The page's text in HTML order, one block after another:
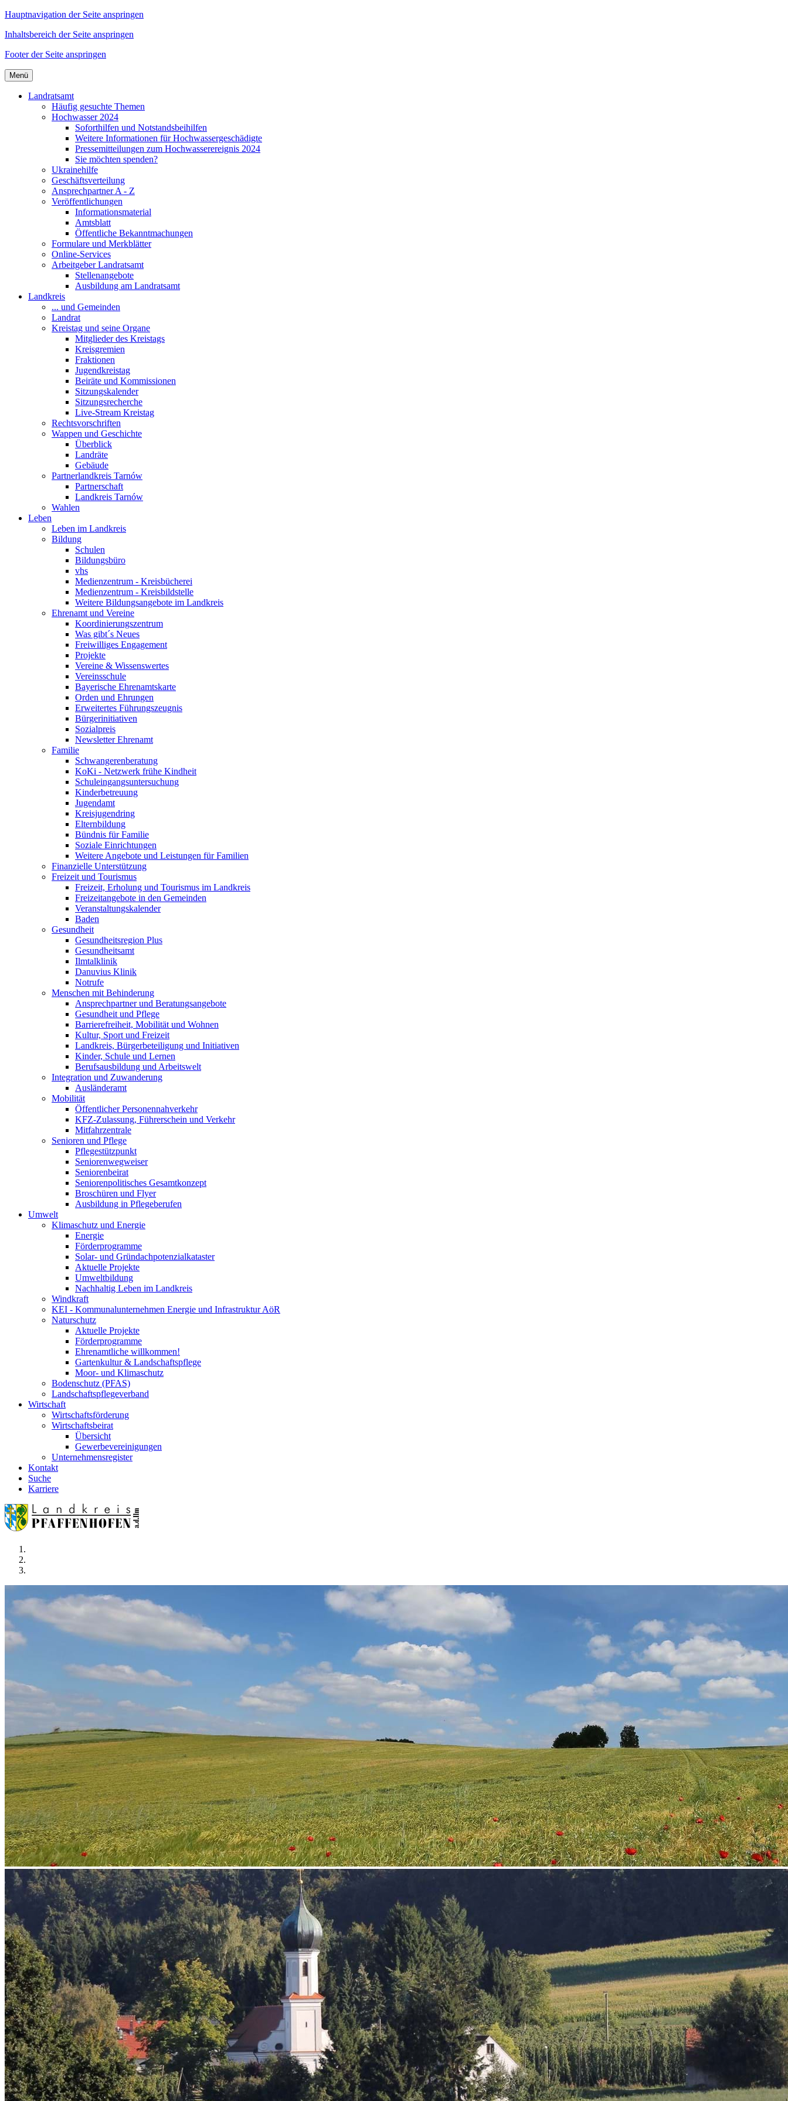
Hauptnavigation der Seite anspringen
Inhaltsbereich der Seite anspringen
Footer der Seite anspringen
Menü
Landratsamt
Häufig gesuchte Themen
Hochwasser 2024
Soforthilfen und Notstandsbeihilfen
Weitere Informationen für Hochwassergeschädigte
Pressemitteilungen zum Hochwasserereignis 2024
Sie möchten spenden?
Ukrainehilfe
Geschäftsverteilung
Ansprechpartner A - Z
Veröffentlichungen
Informationsmaterial
Amtsblatt
Öffentliche Bekanntmachungen
Formulare und Merkblätter
Online-Services
Arbeitgeber Landratsamt
Stellenangebote
Ausbildung am Landratsamt
Landkreis
... und Gemeinden
Landrat
Kreistag und seine Organe
Mitglieder des Kreistags
Kreisgremien
Fraktionen
Jugendkreistag
Beiräte und Kommissionen
Sitzungskalender
Sitzungsrecherche
Live-Stream Kreistag
Rechtsvorschriften
Wappen und Geschichte
Überblick
Landräte
Gebäude
Partnerlandkreis Tarnów
Partnerschaft
Landkreis Tarnów
Wahlen
Leben
Leben im Landkreis
Bildung
Schulen
Bildungsbüro
vhs
Medienzentrum - Kreisbücherei
Medienzentrum - Kreisbildstelle
Weitere Bildungsangebote im Landkreis
Ehrenamt und Vereine
Koordinierungszentrum
Was gibt´s Neues
Freiwilliges Engagement
Projekte
Vereine & Wissenswertes
Vereinsschule
Bayerische Ehrenamtskarte
Orden und Ehrungen
Erweitertes Führungszeugnis
Bürgerinitiativen
Sozialpreis
Newsletter Ehrenamt
Familie
Schwangerenberatung
KoKi - Netzwerk frühe Kindheit
Schuleingangsuntersuchung
Kinderbetreuung
Jugendamt
Kreisjugendring
Elternbildung
Bündnis für Familie
Soziale Einrichtungen
Weitere Angebote und Leistungen für Familien
Finanzielle Unterstützung
Freizeit und Tourismus
Freizeit, Erholung und Tourismus im Landkreis
Freizeitangebote in den Gemeinden
Veranstaltungskalender
Baden
Gesundheit
Gesundheitsregion Plus
Gesundheitsamt
Ilmtalklinik
Danuvius Klinik
Notrufe
Menschen mit Behinderung
Ansprechpartner und Beratungsangebote
Gesundheit und Pflege
Barrierefreiheit, Mobilität und Wohnen
Kultur, Sport und Freizeit
Landkreis, Bürgerbeteiligung und Initiativen
Kinder, Schule und Lernen
Berufsausbildung und Arbeitswelt
Integration und Zuwanderung
Ausländeramt
Mobilität
Öffentlicher Personennahverkehr
KFZ-Zulassung, Führerschein und Verkehr
Mitfahrzentrale
Senioren und Pflege
Pflegestützpunkt
Seniorenwegweiser
Seniorenbeirat
Seniorenpolitisches Gesamtkonzept
Broschüren und Flyer
Ausbildung in Pflegeberufen
Umwelt
Klimaschutz und Energie
Energie
Förderprogramme
Solar- und Gründachpotenzialkataster
Aktuelle Projekte
Umweltbildung
Nachhaltig Leben im Landkreis
Windkraft
KEI - Kommunalunternehmen Energie und Infrastruktur AöR
Naturschutz
Aktuelle Projekte
Förderprogramme
Ehrenamtliche willkommen!
Gartenkultur & Landschaftspflege
Moor- und Klimaschutz
Bodenschutz (PFAS)
Landschaftspflegeverband
Wirtschaft
Wirtschaftsförderung
Wirtschaftsbeirat
Übersicht
Gewerbevereinigungen
Unternehmensregister
Kontakt
Suche
Karriere